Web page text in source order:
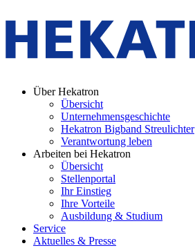
Über Hekatron
Übersicht
Unternehmensgeschichte
Hekatron Bigband Streulichter
Verantwortung leben
Arbeiten bei Hekatron
Übersicht
Stellenportal
Ihr Einstieg
Ihre Vorteile
Ausbildung & Studium
Service
Aktuelles & Presse